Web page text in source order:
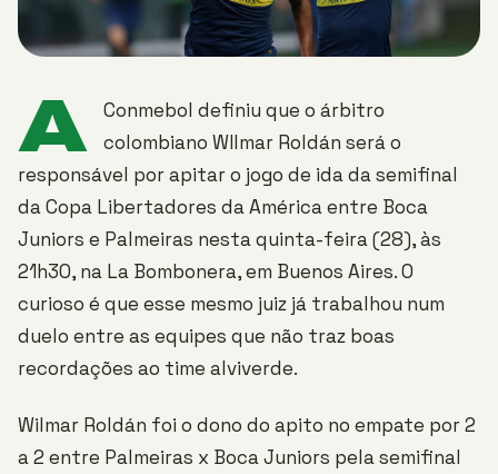
A
Conmebol definiu que o árbitro
colombiano WIlmar Roldán será o
responsável por apitar o jogo de ida da semifinal
da Copa Libertadores da América entre Boca
Juniors e Palmeiras nesta quinta-feira (28), às
21h30, na La Bombonera, em Buenos Aires. O
curioso é que esse mesmo juiz já trabalhou num
duelo entre as equipes que não traz boas
recordações ao time alviverde.
Wilmar Roldán foi o dono do apito no empate por 2
a 2 entre Palmeiras x Boca Juniors pela semifinal